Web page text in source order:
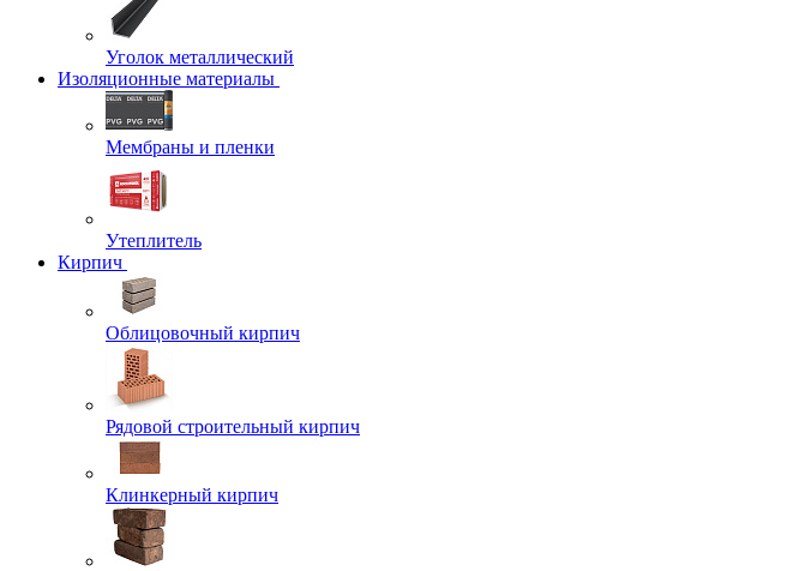
Уголок металлический
Изоляционные материалы
Мембраны и пленки
Утеплитель
Кирпич
Облицовочный кирпич
Рядовой строительный кирпич
Клинкерный кирпич